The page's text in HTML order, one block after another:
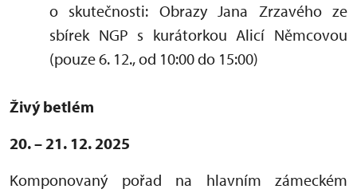
o skutečnosti: Obrazy Jana Zrzavého ze
sbírek NGP s kurátorkou Alicí Němcovou
(pouze 6. 12., od 10:00 do 15:00)
Živý betlém
20. – 21. 12. 2025
Komponovaný pořad na hlavním zámeckém